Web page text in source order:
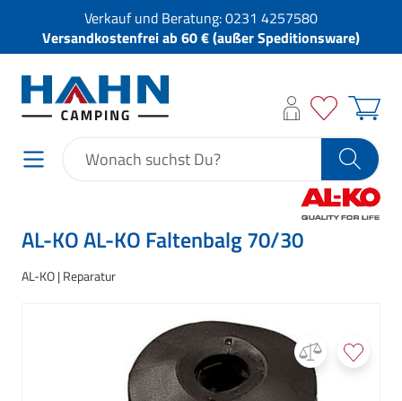
Verkauf und Beratung:0231 4257580
Versandkostenfrei ab 60 € (außer Speditionsware)
AL-KO AL-KO Faltenbalg 70/30
AL-KO Reparatur